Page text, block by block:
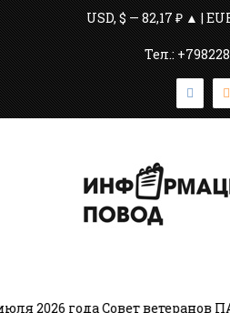
USD, $ — 82,17 ₽ ▲ |
Тел.:
2026 года Совет ветеранов